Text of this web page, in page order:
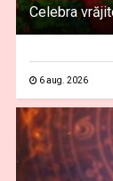
Celebra
6 aug. 2026